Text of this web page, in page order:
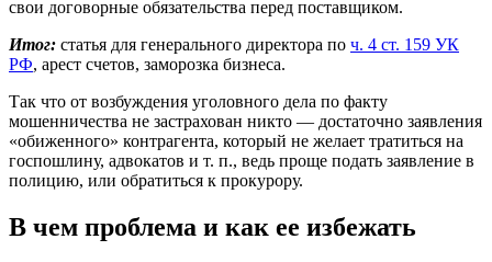
свои договорные обязательства перед поставщиком.
Итог: статья для генерального директора по ч. 4 ст. 159 УК
РФ, арест счетов, заморозка бизнеса.
Так что от возбуждения уголовного дела по факту
мошенничества не застрахован никто — достаточно заявления
«обиженного» контрагента, который не желает тратиться на
госпошлину, адвокатов и т. п., ведь проще подать заявление в
полицию, или обратиться к прокурору.
В чем проблема и как ее избежать